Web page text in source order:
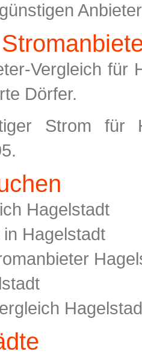
Vergleich für
Dörfer.
Strom für
Hagelstadt
Hagelstadt